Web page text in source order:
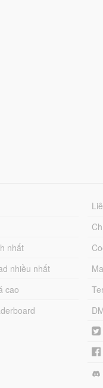
nhất
nhiều nhất
cao